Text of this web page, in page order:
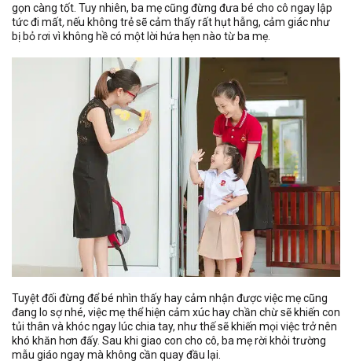
gọn càng tốt. Tuy nhiên, ba mẹ cũng đừng đưa bé cho cô ngay lập
tức đi mất,nếu không trẻ sẽ cảm thấy rất hụt hẫng, cảm giác như
bị bỏ rơi vì không hề có một lời hứa hẹn nào từ ba mẹ.
Tuyệt đối đừng để bé nhìn thấy hay cảm nhận được việc mẹ cũng
đang lo sợ nhé, việc mẹ thể hiện cảm xúc hay chần chừ sẽ khiến con
tủi thân và khóc ngay lúc chia tay, như thế sẽ khiến mọi việc trở nên
khó khăn hơn đấy. Sau khi giao con cho cô, ba mẹ rời khỏi trường
mẫu giáo ngay mà không cần quay đầu lại.